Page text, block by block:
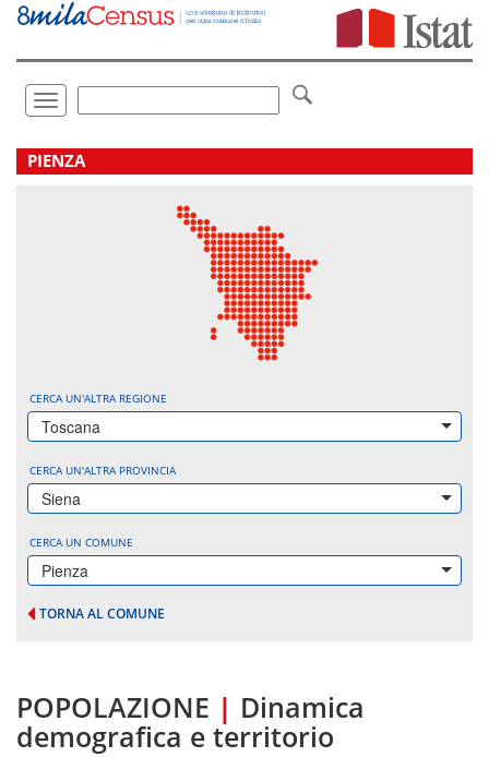
Vai
direttamente
Toggle
navigation
.
PIENZA
CERCA UN'ALTRA REGIONE
Toscana
CERCA UN'ALTRA PROVINCIA
Siena
CERCA UN COMUNE
Pienza
TORNA AL COMUNE
POPOLAZIONE | Dinamica
demografica e territorio